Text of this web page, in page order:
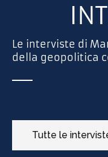
Le interviste di
della geopolitica
Tutte le